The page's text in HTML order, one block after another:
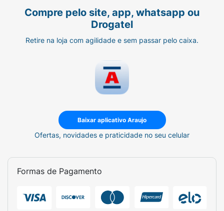
Compre pelo site, app, whatsapp ou
Drogatel
Retire na loja com agilidade e sem passar pelo caixa.
Baixar aplicativo Araujo
Ofertas, novidades e praticidade no seu celular
Formas de Pagamento